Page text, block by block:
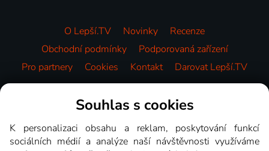
O Lepší.TV Novinky
Recenze
Obchodní podmínky
Podporovaná zařízení
Pro partnery
Cookies Kontakt Darovat Lepší.TV
Videotéka
Souhlas s cookies
K personalizaci obsahu a reklam, poskytování funkcí
sociálních médií a analýze naší návštěvnosti využíváme